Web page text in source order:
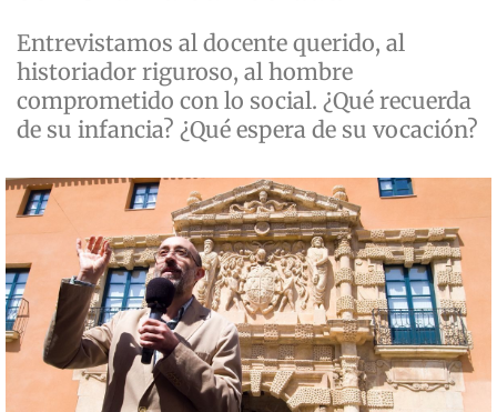
Entrevistamos al docente querido, al
historiador riguroso, al hombre
comprometido con lo social. ¿Qué recuerda
de su infancia? ¿Qué espera de su vocación?